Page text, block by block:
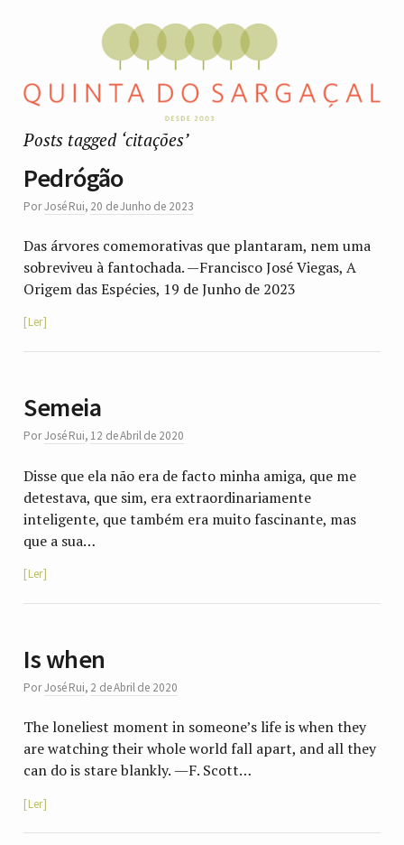
Posts tagged ‘citações’
Pedrógão
PorJosé Rui, 20 de Junho de 2023
Das árvores comemorativas que plantaram, nem uma
sobreviveu à fantochada. —Francisco José Viegas, A
Origem das Espécies, 19 de Junho de 2023
Ler
Semeia
PorJosé Rui, 12 de Abril de 2020
Disse que ela não era de facto minha amiga, que me
detestava, que sim, era extraordinariamente
inteligente, que também era muito fascinante, mas
que a sua…
Ler
Is when
PorJosé Rui, 2 de Abril de 2020
The loneliest moment in someone’s life is when they
are watching their whole world fall apart, and all they
can do is stare blankly. ―F. Scott…
Ler